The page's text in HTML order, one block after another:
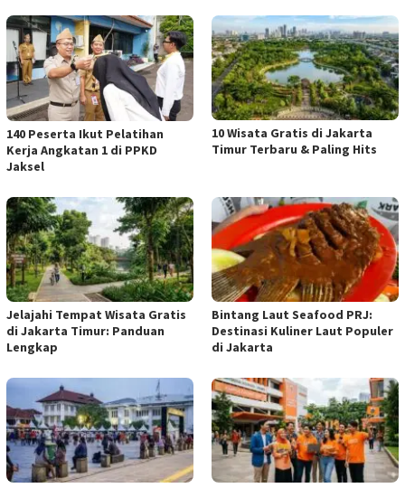
140 Peserta Ikut Pelatihan
Kerja Angkatan 1 di PPKD
Jaksel
10 Wisata Gratis di Jakarta
Timur Terbaru & Paling Hits
Jelajahi Tempat Wisata Gratis
di Jakarta Timur: Panduan
Lengkap
Bintang Laut Seafood PRJ:
Destinasi Kuliner Laut Populer
di Jakarta